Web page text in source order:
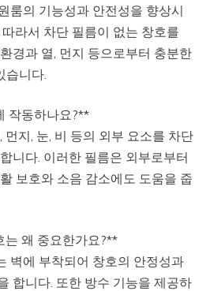
룸의 기능성과 안전성을 향상시
라서 차단 필름이 없는 창호를
경과 열, 먼지 등으로부터 충분한
습니다.
작동하나요?**
먼지, 눈, 비 등의 외부 요소를 차단
니다. 이러한 필름은 외부로부터
보호와 소음 감소에도 도움을 줍
는 왜 중요한가요?**
벽에 부착되어 창호의 안정성과
합니다. 또한 방수 기능을 제공하